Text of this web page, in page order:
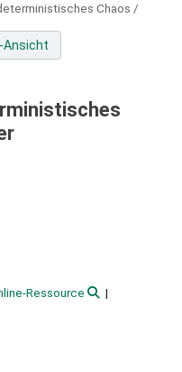
Chaos /
Ansicht
Ressource